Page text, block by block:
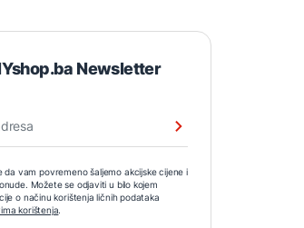
Newsletter
da vam povremeno šaljemo akcijske cijene i
Možete se odjaviti u bilo kojem
o načinu korištenja ličnih podataka
korištenja.